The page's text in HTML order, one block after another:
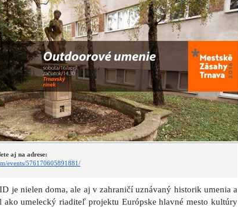
aj na adrese:
events/576170605891881/
je nielen doma, ale aj v zahraničí uznávaný historik umenia a
ako umelecký riaditeľ projektu Európske hlavné mesto kultúry